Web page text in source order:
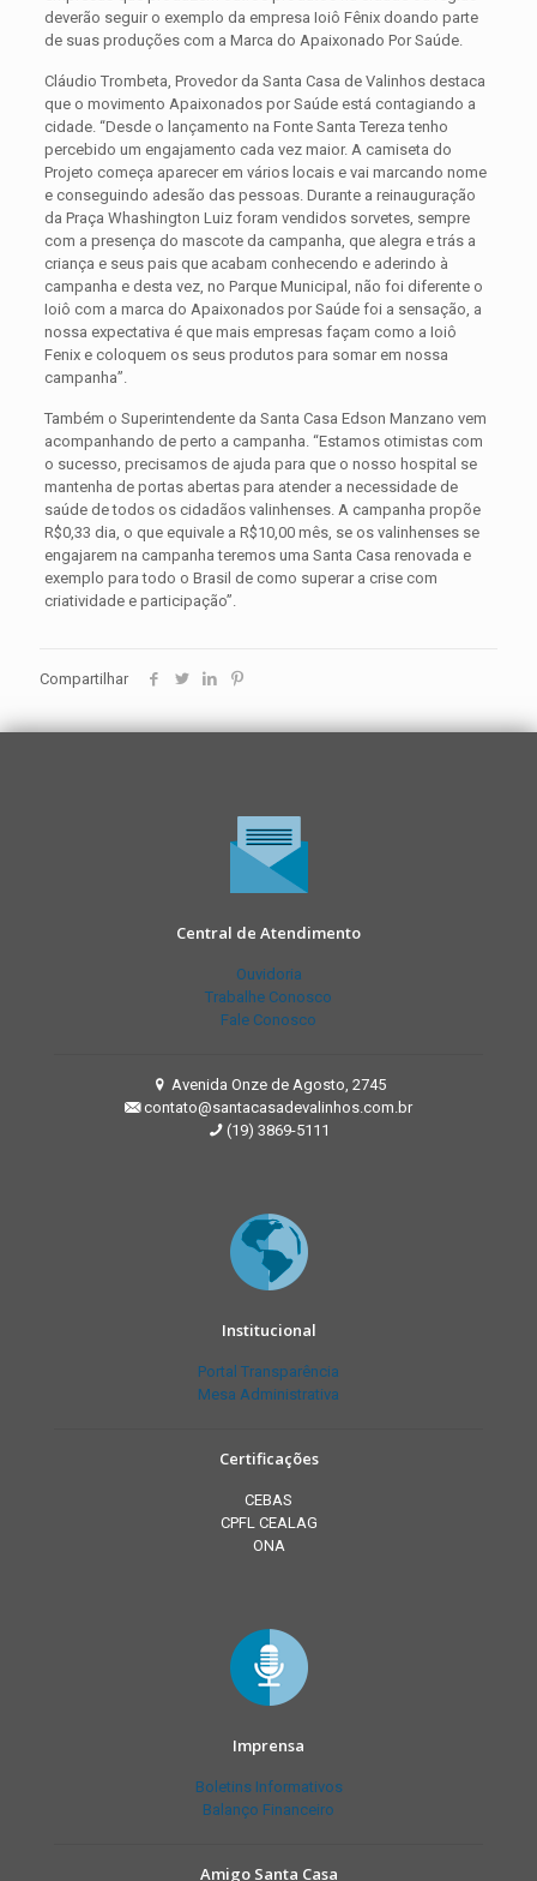
deverão seguir o exemplo da empresa Ioiô Fênix doando parte
de suas produções com a Marca do Apaixonado Por Saúde.
Cláudio Trombeta, Provedor da Santa Casa de Valinhos destaca
que o movimento Apaixonados por Saúde está contagiando a
cidade. “Desde o lançamento na Fonte Santa Tereza tenho
percebido um engajamento cada vez maior. A camiseta do
Projeto começa aparecer em vários locais e vai marcando nome
e conseguindo adesão das pessoas. Durante a reinauguração
da Praça Whashington Luiz foram vendidos sorvetes, sempre
com a presença do mascote da campanha, que alegra e trás a
criança e seus pais que acabam conhecendo e aderindo à
campanha e desta vez, no Parque Municipal, não foi diferente o
Ioiô com a marca do Apaixonados por Saúde foi a sensação, a
nossa expectativa é que mais empresas façam como a Ioiô
Fenix e coloquem os seus produtos para somar em nossa
campanha”.
Também o Superintendente da Santa Casa Edson Manzano vem
acompanhando de perto a campanha. “Estamos otimistas com
o sucesso, precisamos de ajuda para que o nosso hospital se
mantenha de portas abertas para atender a necessidade de
saúde de todos os cidadãos valinhenses. A campanha propõe
R$0,33 dia, o que equivale a R$10,00 mês, se os valinhenses se
engajarem na campanha teremos uma Santa Casa renovada e
exemplo para todo o Brasil de como superar a crise com
criatividade e participação”.
Compartilhar
Central de Atendimento
Ouvidoria
Trabalhe Conosco
Fale Conosco
Avenida Onze de Agosto, 2745
contato@santacasadevalinhos.com.br
(19) 3869-5111
Institucional
Portal Transparência
Mesa Administrativa
Certificações
CEBAS
CPFL CEALAG
ONA
Imprensa
Boletins Informativos
Balanço Financeiro
Amigo Santa Casa